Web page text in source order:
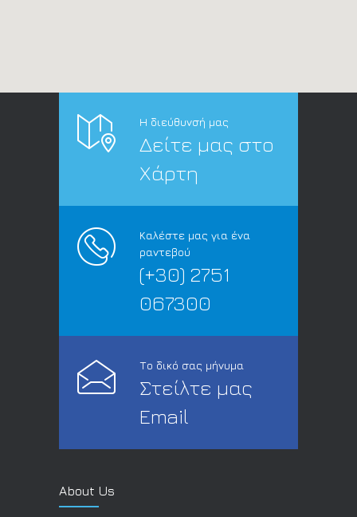
Η διεύθυνσή μας
Δείτε μας στο
Χάρτη
Καλέστε μας για ένα
ραντεβού
(+30) 2751
067300
Το δικό σας μήνυμα
Στείλτε μας
Email
About Us